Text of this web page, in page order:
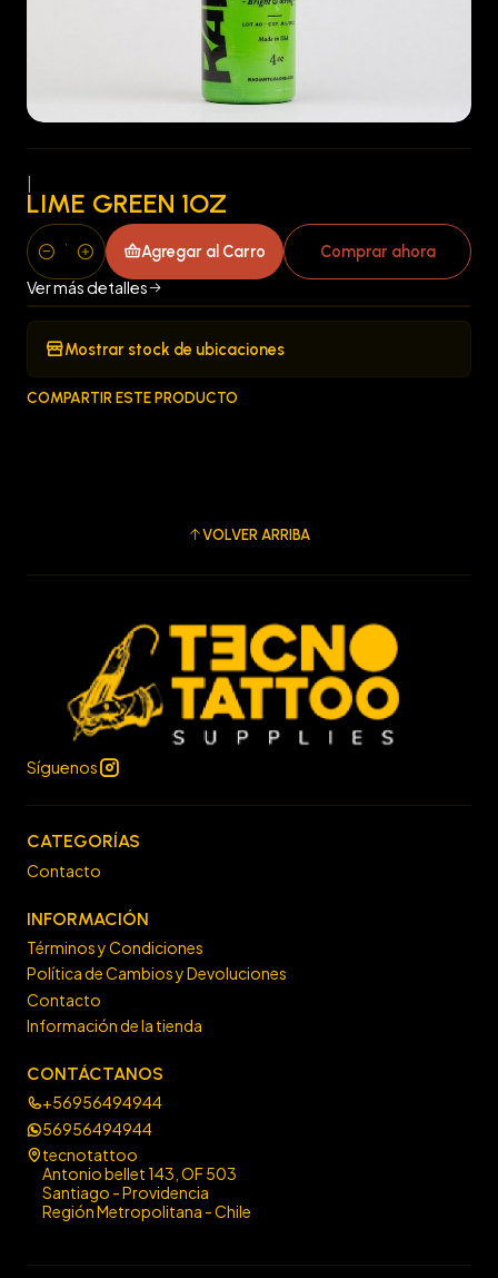
LIME GREEN 1OZ
Cantidad
Agregar al Carro
Comprar ahora
Ver más detalles
Mostrar stock de ubicaciones
COMPARTIR ESTE PRODUCTO
VOLVER ARRIBA
Síguenos
CATEGORÍAS
Contacto
INFORMACIÓN
Términos y Condiciones
Política de Cambios y Devoluciones
Contacto
Información de la tienda
CONTÁCTANOS
+56956494944
56956494944
tecnotattoo
Antonio bellet 143, OF 503
Santiago - Providencia
Región Metropolitana - Chile